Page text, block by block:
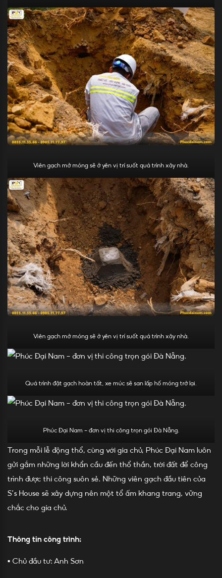
Viên gạch mở móng sẽ ở yên vị trí suốt quá trình xây nhà.
Viên gạch mở móng sẽ ở yên vị trí suốt quá trình xây nhà.
Quá trình đặt gạch hoàn tất, xe múc sẽ san lấp hố móng trở lại.
Phúc Đại Nam – đơn vị thi công trọn gói Đà Nẵng.
Trong mỗi lễ động thổ, cùng với gia chủ, Phúc Đại Nam luôn
gửi gắm những lời khẩn cầu đến thổ thần, trời đất để công
trình được thi công suôn sẻ. Những viên gạch đầu tiên của
S’s House sẽ xây dựng nên một tổ ấm khang trang, vững
chắc cho gia chủ.
Thông tin công trình:
▪️ Chủ đầu tư: Anh Sơn